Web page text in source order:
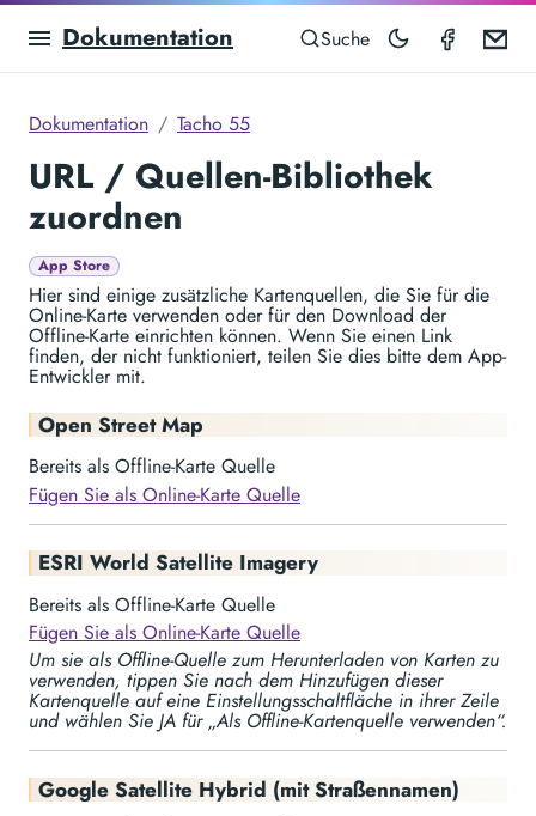
Dokumentation Suche
Dokumentation Tacho 55
URL / Quellen-Bibliothek
zuordnen
App Store
Hier sind einige zusätzliche Kartenquellen, die Sie für die
Online-Karte verwenden oder für den Download der
Offline-Karte einrichten können. Wenn Sie einen Link
finden, der nicht funktioniert, teilen Sie dies bitte dem App-
Entwickler mit.
Open Street Map
Bereits als Offline-Karte Quelle
Fügen Sie als Online-Karte Quelle
ESRI World Satellite Imagery
Bereits als Offline-Karte Quelle
Fügen Sie als Online-Karte Quelle
Um sie als Offline-Quelle zum Herunterladen von Karten zu
verwenden, tippen Sie nach dem Hinzufügen dieser
Kartenquelle auf eine Einstellungsschaltfläche in ihrer Zeile
und wählen Sie JA für „Als Offline-Kartenquelle verwenden“.
Google Satellite Hybrid (mit Straßennamen)